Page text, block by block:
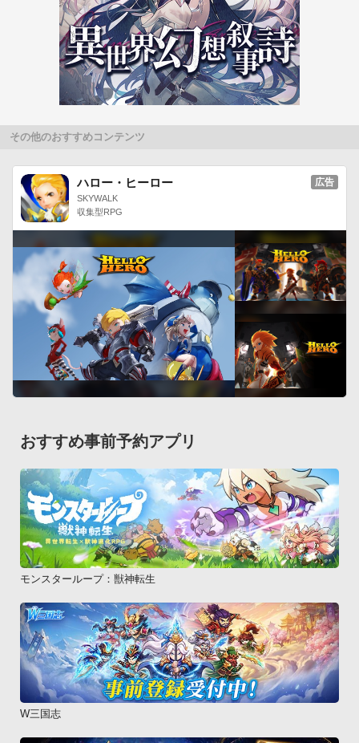
その他のおすすめコンテンツ
ハロー・ヒーロー
SKYWALK
収集型RPG
広告
おすすめ事前予約アプリ
モンスターループ：獣神転生
W三国志